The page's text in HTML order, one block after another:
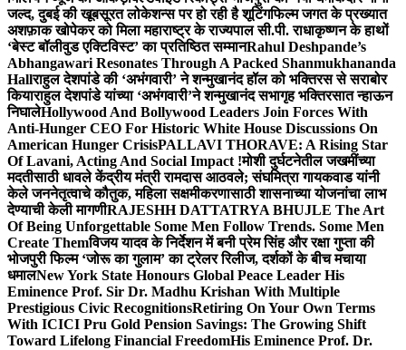
जल्द, दुबई की खूबसूरत लोकेशन्स पर हो रही है शूटिंगफिल्म जगत के प्रख्यात
अशफ़ाक खोपेकर को मिला महाराष्ट्र के राज्यपाल सी.पी. राधाकृष्णन के हाथों
‘बेस्ट बॉलीवुड एक्टिविस्ट’ का प्रतिष्ठित सम्मानRahul Deshpande’s
Abhangawari Resonates Through A Packed Shanmukhananda
Hallराहुल देशपांडे की ‘अभंगवारी’ ने शन्मुखानंद हॉल को भक्तिरस से सराबोर
कियाराहुल देशपांडे यांच्या ‘अभंगवारी’ने शन्मुखानंद सभागृह भक्तिरसात न्हाऊन
निघालेHollywood And Bollywood Leaders Join Forces With
Anti-Hunger CEO For Historic White House Discussions On
American Hunger CrisisPALLAVI THORAVE: A Rising Star
Of Lavani, Acting And Social Impact !मोशी दुर्घटनेतील जखमींच्या
मदतीसाठी धावले केंद्रीय मंत्री रामदास आठवले; संघमित्रा गायकवाड यांनी
केले जननेतृत्वाचे कौतुक, महिला सक्षमीकरणासाठी शासनाच्या योजनांचा लाभ
देण्याची केली मागणीRAJESHH DATTATRYA BHUJLE The Art
Of Being Unforgettable Some Men Follow Trends. Some Men
Create Themविजय यादव के निर्देशन में बनी प्रेम सिंह और रक्षा गुप्ता की
भोजपुरी फिल्म ‘जोरू का गुलाम’ का ट्रेलर रिलीज, दर्शकों के बीच मचाया
धमालNew York State Honours Global Peace Leader His
Eminence Prof. Sir Dr. Madhu Krishan With Multiple
Prestigious Civic RecognitionsRetiring On Your Own Terms
With ICICI Pru Gold Pension Savings: The Growing Shift
Toward Lifelong Financial FreedomHis Eminence Prof. Dr.